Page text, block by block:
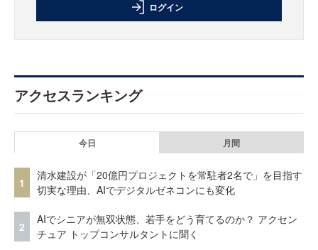
ログイン
アクセスランキング
今日 月間
1
清水建設が「20億円プロジェクトを常駐者2名で」を目指す
切実な理由、AIでデジタルゼネコンにも変化
2
AIでシニアが無双状態、若手をどう育てるのか？ アクセン
チュア トップコンサルタントに聞く